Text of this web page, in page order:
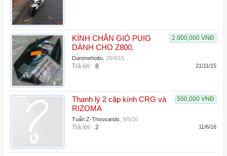
2,000,000 VNĐ
KÍNH CHẮN GIÓ PUIG
DÀNH CHO Z800.
Dammehoitu 29/9/15
Trả lời: 8 21/11/15
500,000 VNĐ
Thanh lý 2 cặp kính CRG và
RIZOMA
Tuấn Z-Thousands 9/5/16
Trả lời: 2 11/6/16